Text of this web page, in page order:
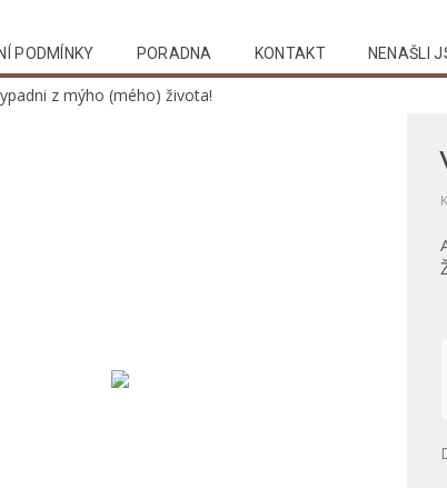
PODMÍNKY PORADNA KONTAKT NENAŠLI
z mýho (mého) života!